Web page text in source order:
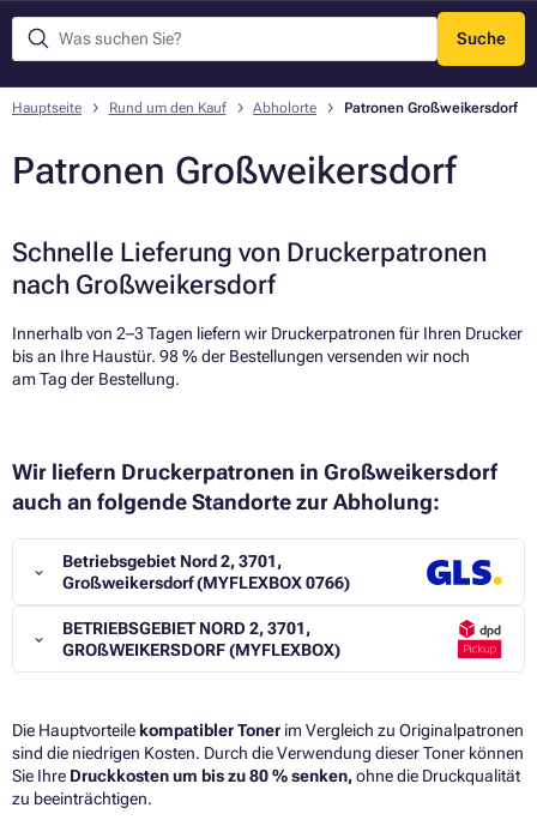
Suche
Menü
Hauptseite Rund um den Kauf Abholorte Patronen Großweikersdorf
Patronen Großweikersdorf
Schnelle Lieferung von Druckerpatronen
nach Großweikersdorf
Innerhalb von 2–3 Tagen liefern wir Druckerpatronen für Ihren Drucker
bis an Ihre Haustür. 98 % der Bestellungen versenden wir noch
am Tag der Bestellung.​
Wir liefern Druckerpatronen in Großweikersdorf
auch an folgende Standorte zur Abholung:
Betriebsgebiet Nord 2, 3701,
Großweikersdorf (MYFLEXBOX 0766)
BETRIEBSGEBIET NORD 2, 3701,
GROßWEIKERSDORF (MYFLEXBOX)
Die Hauptvorteile kompatibler Toner im Vergleich zu Originalpatronen
sind die niedrigen Kosten. Durch die Verwendung dieser Toner können
Sie Ihre Druckkosten um bis zu 80 % senken,ohne die Druckqualität
zu beeinträchtigen.​